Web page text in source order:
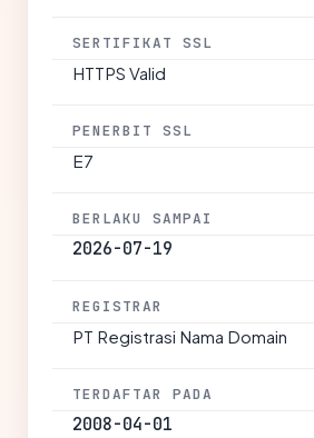
SERTIFIKAT SSL
HTTPS Valid
PENERBIT SSL
E7
BERLAKU SAMPAI
2026-07-19
REGISTRAR
PT Registrasi Nama Domain
TERDAFTAR PADA
2008-04-01